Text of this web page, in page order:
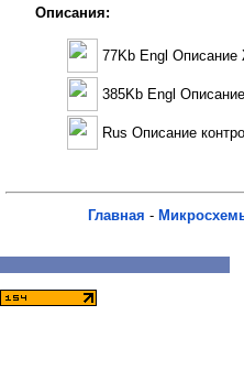
Описания:
77Kb Engl
385Kb Engl
Rus Описание
Главная -